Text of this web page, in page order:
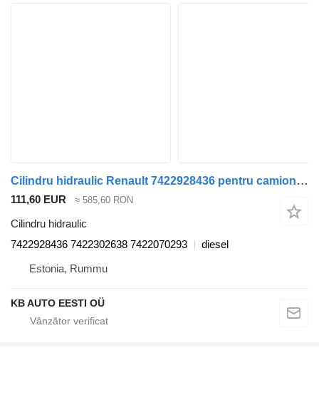
Cilindru hidraulic Renault 7422928436 pentru camion Renault T (2013-)
111,60 EUR ≈ 585,60 RON
Cilindru hidraulic
7422928436 7422302638 7422070293
diesel
Estonia, Rummu
KB AUTO EESTI OÜ